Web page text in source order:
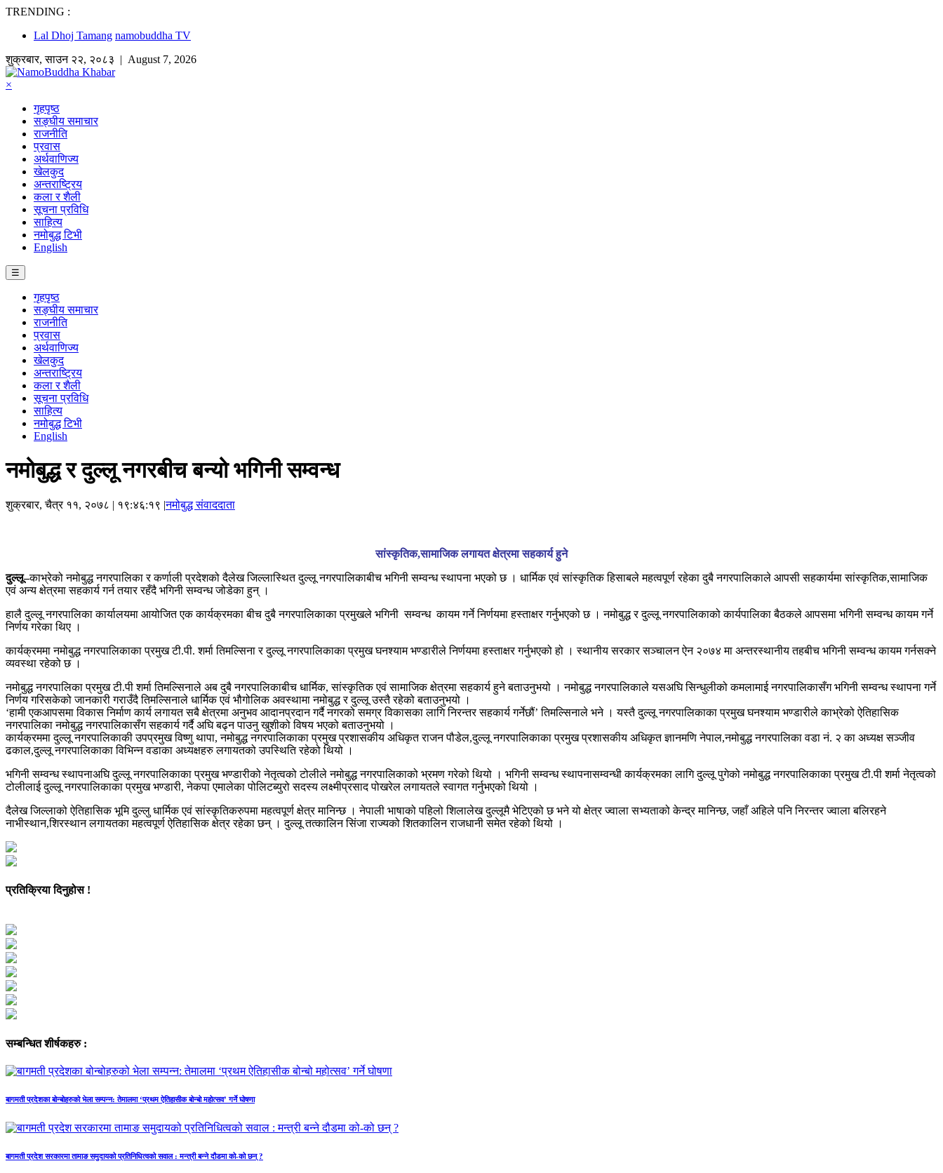
TRENDING :
Lal Dhoj Tamang namobuddha TV
शुक्रबार,साउन २२, २०८३ | August 7, 2026
×
गृहपृष्ठ
सङ्घीय समाचार
राजनीति
प्रवास
अर्थवाणिज्य
खेलकुद
अन्तराष्ट्रिय
कला र शैली
सूचना प्रविधि
साहित्य
नमोबुद्ध टिभी
English
☰
गृहपृष्ठ
सङ्घीय समाचार
राजनीति
प्रवास
अर्थवाणिज्य
खेलकुद
अन्तराष्ट्रिय
कला र शैली
सूचना प्रविधि
साहित्य
नमोबुद्ध टिभी
English
नमोबुद्ध र दुल्लू नगरबीच बन्यो भगिनी सम्वन्ध
शुक्रबार, चैत्र ११, २०७८ | १९:४६:१९ |नमोबुद्ध संवाददाता
सांस्कृतिक,सामाजिक लगायत क्षेत्रमा सहकार्य हुने
दुल्लू–काभ्रेको नमोबुद्ध नगरपालिका र कर्णाली प्रदेशको दैलेख जिल्लास्थित दुल्लू नगरपालिकाबीच भगिनी सम्वन्ध स्थापना भएको छ । धार्मिक एवं सांस्कृतिक हिसाबले महत्वपूर्ण रहेका दुबै नगरपालिकाले आपसी सहकार्यमा सांस्कृतिक,सामाजिक
एवं अन्य क्षेत्रमा सहकार्य गर्न तयार रहँदै भगिनी सम्वन्ध जोडेका हुन् ।
हालै दुल्लू नगरपालिका कार्यालयमा आयोजित एक कार्यक्रमका बीच दुबै नगरपालिकाका प्रमुखले भगिनी सम्वन्ध कायम गर्ने निर्णयमा हस्ताक्षर गर्नुभएको छ । नमोबुद्ध र दुल्लू नगरपालिकाको कार्यपालिका बैठकले आपसमा भगिनी सम्वन्ध कायम गर्ने
निर्णय गरेका थिए ।
कार्यक्रममा नमोबुद्ध नगरपालिकाका प्रमुख टी.पी. शर्मा तिमल्सिना र दुल्लू नगरपालिकाका प्रमुख घनश्याम भण्डारीले निर्णयमा हस्ताक्षर गर्नुभएको हो । स्थानीय सरकार सञ्चालन ऐन २०७४ मा अन्तरस्थानीय तहबीच भगिनी सम्वन्ध कायम गर्नसक्ने
व्यवस्था रहेको छ ।
नमोबुद्ध नगरपालिका प्रमुख टी.पी शर्मा तिमल्सिनाले अब दुबै नगरपालिकाबीच धार्मिक, सांस्कृतिक एवं सामाजिक क्षेत्रमा सहकार्य हुने बताउनुभयो । नमोबुद्ध नगरपालिकाले यसअघि सिन्धुलीको कमलामाई नगरपालिकासँग भगिनी सम्वन्ध स्थापना गर्ने
निर्णय गरिसकेको जानकारी गराउँदै तिमल्सिनाले धार्मिक एवं भौगोलिक अवस्थामा नमोबुद्ध र दुल्लू उस्तै रहेको बताउनुभयो ।
‘हामी एकआपसमा विकास निर्माण कार्य लगायत सबै क्षेत्रमा अनुभव आदानप्रदान गर्दै नगरको समग्र विकासका लागि निरन्तर सहकार्य गर्नेछौं’ तिमल्सिनाले भने । यस्तै दुल्लू नगरपालिकाका प्रमुख घनश्याम भण्डारीले काभ्रेको ऐतिहासिक
नगरपालिका नमोबुद्ध नगरपालिकासँग सहकार्य गर्दै अघि बढ्न पाउनु खुशीको विषय भएको बताउनुभयो ।
कार्यक्रममा दुल्लू नगरपालिकाकी उपप्रमुख विष्णु थापा, नमोबुद्ध नगरपालिकाका प्रमुख प्रशासकीय अधिकृत राजन पौडेल,दुल्लू नगरपालिकाका प्रमुख प्रशासकीय अधिकृत ज्ञानमणि नेपाल,नमोबुद्ध नगरपालिका वडा नं. २ का अध्यक्ष सञ्जीव
ढकाल,दुल्लू नगरपालिकाका विभिन्न वडाका अध्यक्षहरु लगायतको उपस्थिति रहेको थियो ।
भगिनी सम्वन्ध स्थापनाअघि दुल्लू नगरपालिकाका प्रमुख भण्डारीको नेतृत्वको टोलीले नमोबुद्ध नगरपालिकाको भ्रमण गरेको थियो । भगिनी सम्वन्ध स्थापनासम्वन्धी कार्यक्रमका लागि दुल्लू पुगेको नमोबुद्ध नगरपालिकाका प्रमुख टी.पी शर्मा नेतृत्वको
टोलीलाई दुल्लू नगरपालिकाका प्रमुख भण्डारी, नेकपा एमालेका पोलिटब्युरो सदस्य लक्ष्मीप्रसाद पोखरेल लगायतले स्वागत गर्नुभएको थियो ।
दैलेख जिल्लाको ऐतिहासिक भूमि दुल्लु धार्मिक एवं सांस्कृतिकरुपमा महत्वपूर्ण क्षेत्र मानिन्छ । नेपाली भाषाको पहिलो शिलालेख दुल्लूमै भेटिएको छ भने यो क्षेत्र ज्वाला सभ्यताको केन्द्र मानिन्छ, जहाँ अहिले पनि निरन्तर ज्वाला बलिरहने
नाभीस्थान,शिरस्थान लगायतका महत्वपूर्ण ऐतिहासिक क्षेत्र रहेका छन् । दुल्लू तत्कालिन सिंजा राज्यको शितकालिन राजधानी समेत रहेको थियो ।
प्रतिक्रिया दिनुहोस !
सम्बन्धित शीर्षकहरु :
बागमती प्रदेशका बोन्बोहरुको भेला सम्पन्न: तेमालमा ‘प्रथम ऐतिहासीक बोन्बो महोत्सव’ गर्ने घोषणा
बागमती प्रदेश सरकारमा तामाङ समुदायको प्रतिनिधित्वको सवाल : मन्त्री बन्ने दौडमा को‐को छन् ?